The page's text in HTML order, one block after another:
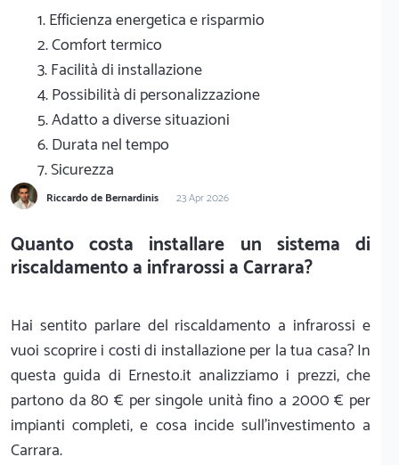
1. Efficienza energetica e risparmio
2. Comfort termico
3. Facilità di installazione
4. Possibilità di personalizzazione
5. Adatto a diverse situazioni
6. Durata nel tempo
7. Sicurezza
Riccardo de Bernardinis 23 Apr 2026
Quanto costa installare un sistema di
riscaldamento a infrarossi a Carrara?
Hai sentito parlare del riscaldamento a infrarossi e
vuoi scoprire i costi di installazione per la tua casa? In
questa guida di Ernesto.it analizziamo i prezzi, che
partono da 80 € per singole unità fino a 2000 € per
impianti completi, e cosa incide sull'investimento a
Carrara.